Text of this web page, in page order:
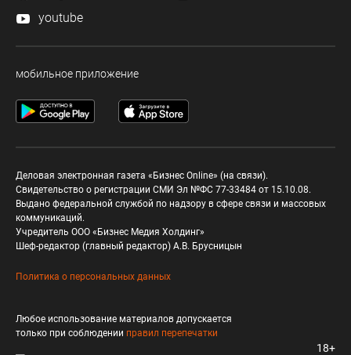
youtube
мобильное приложение
Деловая электронная газета «Бизнес Online» (на связи).
Свидетельство о регистрации СМИ Эл №ФС 77-33484 от 15.10.08.
Выдано федеральной службой по надзору в сфере связи и массовых
коммуникаций.
Учредитель ООО «Бизнес Медия Холдинг»
Шеф-редактор (главный редактор) А.В. Брусницын
Политика о персональных данных
Любое использование материалов допускается
только при соблюдении правил перепечатки
18+